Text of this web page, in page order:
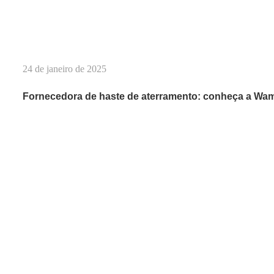
24 de janeiro de 2025
Fornecedora de haste de aterramento: conheça a